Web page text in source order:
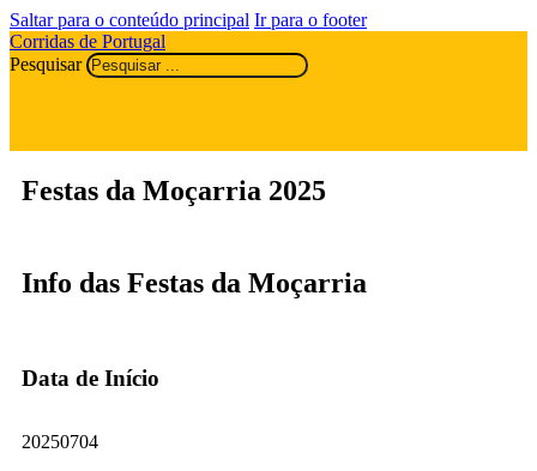
Saltar para o conteúdo principal Ir para o footer
Corridas de Portugal
Pesquisar
Festas da Moçarria 2025
Info das Festas da Moçarria
Data de Início
20250704